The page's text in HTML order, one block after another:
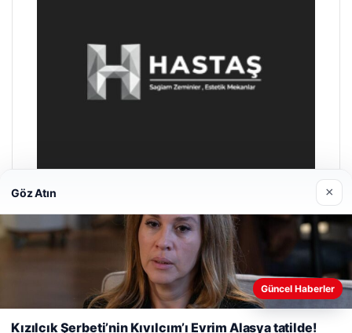
Hastaş Beton
Web sitemizi nasıl kullandığınızı daha iyi anlayabilmek,
deneyiminizi kişiselleştirmek ve geliştirmek amacıyla çerezler
kullanıyoruz.
Çerez Politikamız
Göz Atın ×
Güncel Haberler
Kızılcık Şerbeti’nin Kıvılcım’ı Evrim Alasya tatilde!